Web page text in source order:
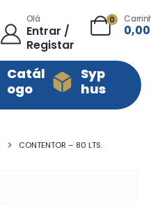
Olá
Entrar /
Registar
0
Catál
ogo
Syp
hus
CONTENTOR – 80 LTS.